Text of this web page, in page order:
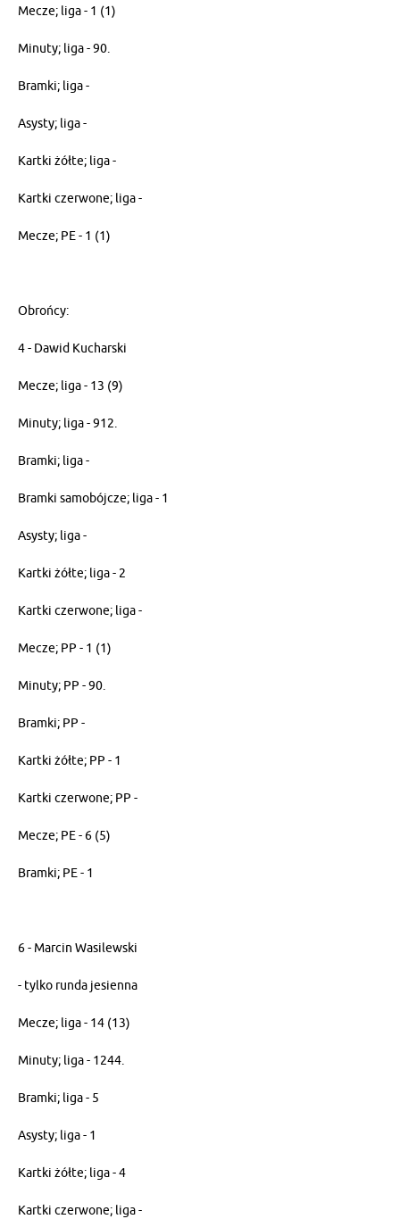
Mecze; liga - 1 (1)
Minuty; liga - 90.
Bramki; liga -
Asysty; liga -
Kartki żółte; liga -
Kartki czerwone; liga -
Mecze; PE - 1 (1)
Obrońcy:
4 - Dawid Kucharski
Mecze; liga - 13 (9)
Minuty; liga - 912.
Bramki; liga -
Bramki samobójcze; liga - 1
Asysty; liga -
Kartki żółte; liga - 2
Kartki czerwone; liga -
Mecze; PP - 1 (1)
Minuty; PP - 90.
Bramki; PP -
Kartki żółte; PP - 1
Kartki czerwone; PP -
Mecze; PE - 6 (5)
Bramki; PE - 1
6 - Marcin Wasilewski
- tylko runda jesienna
Mecze; liga - 14 (13)
Minuty; liga - 1244.
Bramki; liga - 5
Asysty; liga - 1
Kartki żółte; liga - 4
Kartki czerwone; liga -